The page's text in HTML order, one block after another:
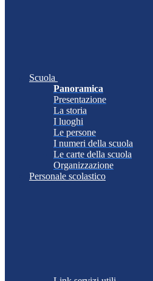
Scuola
Panoramica
Presentazione
La storia
I luoghi
Le persone
I numeri della scuola
Le carte della scuola
Organizzazione
Personale scolastico